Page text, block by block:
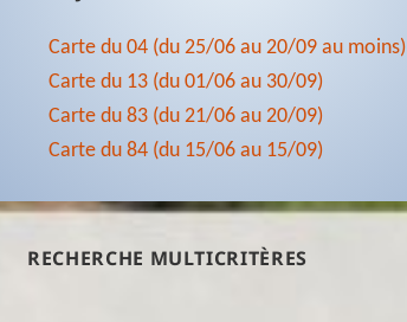
Carte du 04 (du 25/06 au 20/09 au moins)
Carte du 13 (du 01/06 au 30/09)
Carte du 83 (du 21/06 au 20/09)
Carte du 84 (du 15/06 au 15/09)
RECHERCHE MULTICRITÈRES